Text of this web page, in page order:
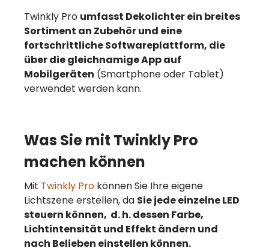
Twinkly Pro umfasst Dekolichter ein breites
Sortiment an Zubehör und eine
fortschrittliche Softwareplattform, die
über die gleichnamige App auf
Mobilgeräten (Smartphone oder Tablet)
verwendet werden kann.
Was Sie mit Twinkly Pro
machen können
Mit Twinkly Pro können Sie Ihre eigene
Lichtszene erstellen, da Sie jede einzelne LED
steuern können, d. h. dessen Farbe,
Lichtintensität und Effekt ändern und
nach Belieben einstellen können.